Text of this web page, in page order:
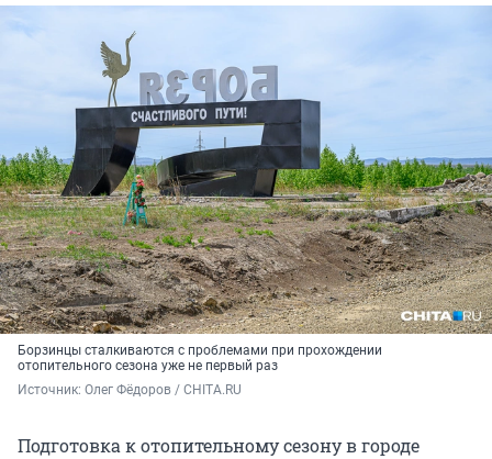
Борзинцы сталкиваются с проблемами при прохождении
отопительного сезона уже не первый раз
Источник: Олег Фёдоров / CHITA.RU
Подготовка к отопительному сезону в городе